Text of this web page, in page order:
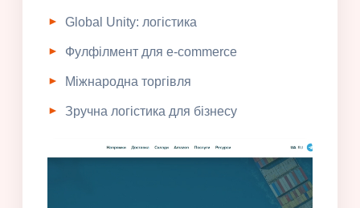
Global Unity: логістика
Фулфілмент для e-commerce
Міжнародна торгівля
Зручна логістика для бізнесу